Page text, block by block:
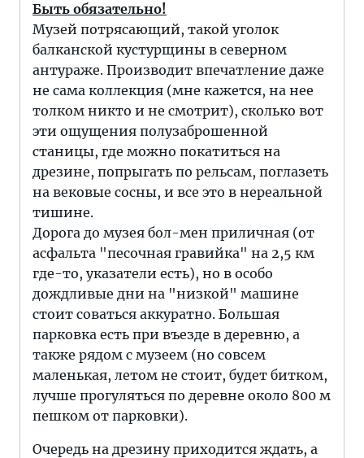
Быть обязательно!
Музей потрясающий, такой уголок
балканской кустурщины в северном
антураже. Производит впечатление даже
не сама коллекция (мне кажется, на нее
толком никто и не смотрит), сколько вот
эти ощущения полузаброшенной
станицы, где можно покатиться на
дрезине, попрыгать по рельсам, поглазеть
на вековые сосны, и все это в нереальной
тишине.
Дорога до музея бол-мен приличная (от
асфальта "песочная гравийка" на 2,5 км
где-то, указатели есть), но в особо
дождливые дни на "низкой" машине
стоит соваться аккуратно. Большая
парковка есть при въезде в деревню, а
также рядом с музеем (но совсем
маленькая, летом не стоит, будет битком,
лучше прогуляться по деревне около 800 м
пешком от парковки).
Очередь на дрезину приходится ждать, а